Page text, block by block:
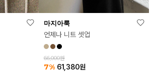
마지아룩
언제나 니트 셋업
66,000원
7% 61,380원